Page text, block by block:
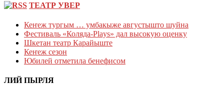
ТЕАТР УВЕР
Кеҥеж тургым … умбакыже августышто шуйна
Фестиваль «Коляда-Plays» дал высокую оценку
Шкетан театр Карайыште
Кеҥеж сезон
Юбилей отметила бенефисом
ЛИЙ ПЫРЛЯ